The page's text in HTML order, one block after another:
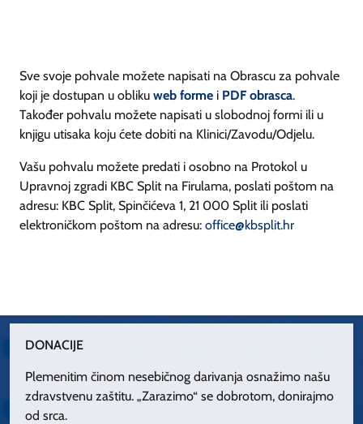
Sve svoje pohvale možete napisati na Obrascu za pohvale
koji je dostupan u obliku web forme i PDF obrasca.
Također pohvalu možete napisati u slobodnoj formi ili u
knjigu utisaka koju ćete dobiti na Klinici/Zavodu/Odjelu.
Vašu pohvalu možete predati i osobno na Protokol u
Upravnoj zgradi KBC Split na Firulama, poslati poštom na
adresu: KBC Split, Spinčićeva 1, 21 000 Split ili poslati
elektroničkom poštom na adresu: office@kbsplit.hr
DONACIJE
Plemenitim činom nesebičnog darivanja osnažimo našu
zdravstvenu zaštitu. „Zarazimo“ se dobrotom, donirajmo
od srca.